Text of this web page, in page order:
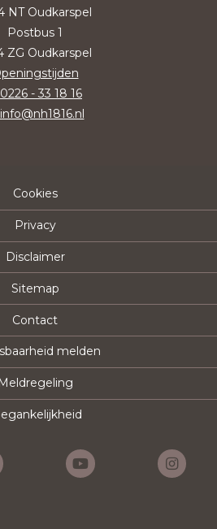
NT Oudkarspel
Postbus 1
ZG Oudkarspel
0226 - 33 18 16
info@nh1816.nl
Cookies
Privacy
Disclaimer
Sitemap
Contact
melden
Meldregeling